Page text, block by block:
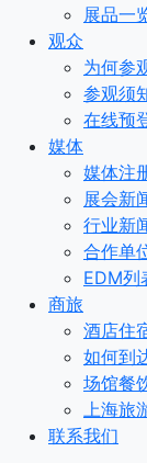
展品一
观众
为何参
参观须
在线预
媒体
媒体注
展会新
行业新
合作单
EDM列
商旅
酒店住
如何到
场馆餐
上海旅
联系我们